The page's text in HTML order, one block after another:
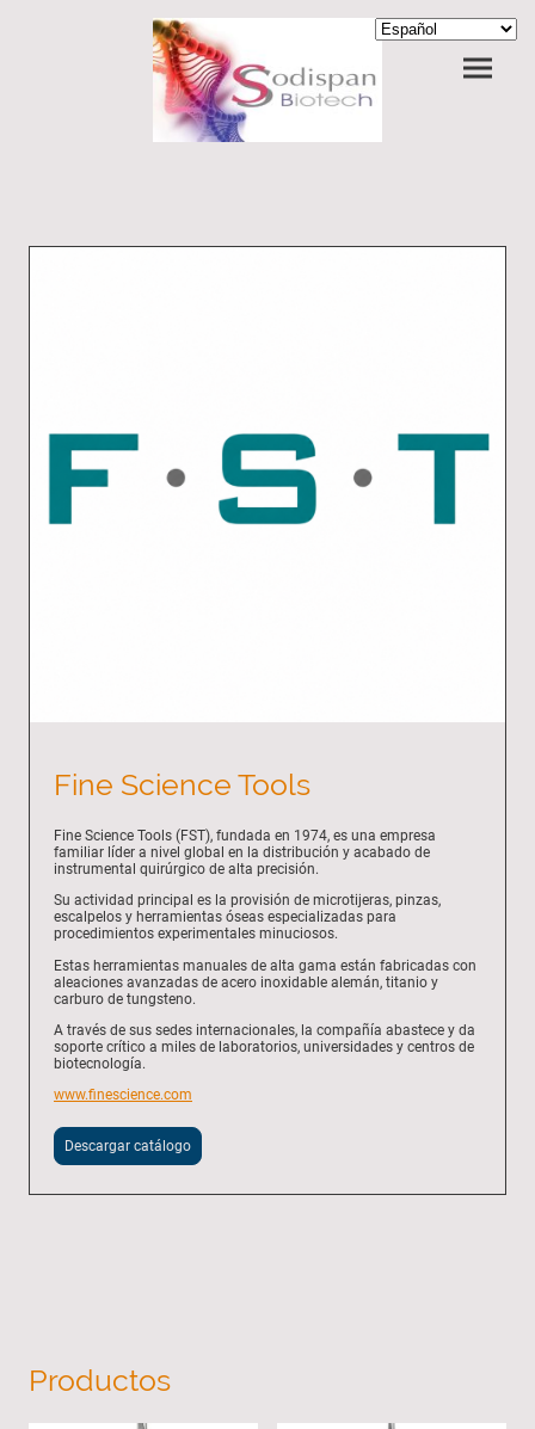
Fine Science Tools
Fine Science Tools (FST), fundada en 1974, es una empresa
familiar líder a nivel global en la distribución y acabado de
instrumental quirúrgico de alta precisión.
Su actividad principal es la provisión de microtijeras, pinzas,
escalpelos y herramientas óseas especializadas para
procedimientos experimentales minuciosos.
Estas herramientas manuales de alta gama están fabricadas con
aleaciones avanzadas de acero inoxidable alemán, titanio y
carburo de tungsteno.
A través de sus sedes internacionales, la compañía abastece y da
soporte crítico a miles de laboratorios, universidades y centros de
biotecnología.
www.finescience.com
Descargar catálogo
Productos